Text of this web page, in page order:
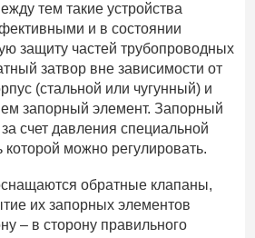
тем такие устройства
и в состоянии
защиту частей трубопроводных
затвор вне зависимости от
(стальной или чугунный) и
запорный элемент. Запорный
счет давления специальной
которой можно регулировать.
обратные клапаны,
их запорных элементов
– в сторону правильного